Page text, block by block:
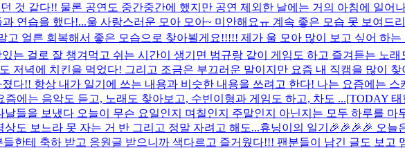
것 같다!! 물론 공연도 중간중간에 했지만 공연 제외한 날에는 거의 아침에 일어
연습을 했다!...울 사랑스러운 모아 모아~ 미안해요ㅠ 계속 좋은 모습 못 보여드
고 얼른 회복해서 좋은 모습으로 찾아뵐게요!!!!! 제가 울 모아 많이 보고 싶어 하
는 걸로 잘 챙겨먹고 쉬는 시간이 생기면 범규랑 같이 게임도 하고 즐겨듣는 노래
저녁에 치킨을 먹었다! 그리고 조금은 부끄러운 말이지만 요즘 내 직캠을 많이 찾
다!! 항상 내가 일기에 쓰는 내용과 비슷한 내용을 쓰려고 한다! 나는 요즘에는
에는 음악도 듣고, 노래도 찾아보고, 수빈이형과 게임도 하고, 차도 ...[TODAY 태
들을 보냈다 오늘이 무슨 요일인지 며칠인지 주말인지 아닌지는 모두 하루를 마
도 보느라 못 자는 거 반 그리고 정말 자려고 해도...휴닝이의 일기🎉🎉🎉🎉 오늘
한테 축하 받고 응원글 받으니까 색다르고 즐거웠다!!! 팬분들이 남긴 글도 보고